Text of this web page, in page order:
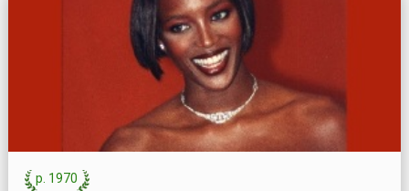
р. 1970